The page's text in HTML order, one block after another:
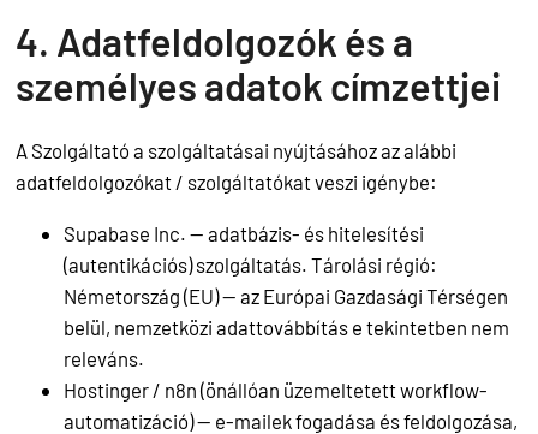
4. Adatfeldolgozók és a
személyes adatok címzettjei
A Szolgáltató a szolgáltatásai nyújtásához az alábbi
adatfeldolgozókat / szolgáltatókat veszi igénybe:
Supabase Inc. — adatbázis- és hitelesítési
(autentikációs) szolgáltatás. Tárolási régió:
Németország (EU) — az Európai Gazdasági Térségen
belül, nemzetközi adattovábbítás e tekintetben nem
releváns.
Hostinger / n8n (önállóan üzemeltetett workflow-
automatizáció) — e-mailek fogadása és feldolgozása,